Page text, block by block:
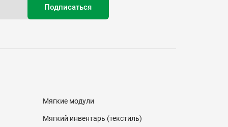
Мягкие модули
Мягкий инвентарь (текстиль)